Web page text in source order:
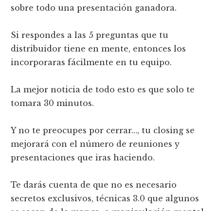
sobre todo una presentación ganadora.
Si respondes a las 5 preguntas que tu
distribuidor tiene en mente, entonces los
incorporaras fácilmente en tu equipo.
La mejor noticia de todo esto es que solo te
tomara 30 minutos.
Y no te preocupes por cerrar…, tu closing se
mejorará con el número de reuniones y
presentaciones que iras haciendo.
Te darás cuenta de que no es necesario
secretos exclusivos, técnicas 3.0 que algunos